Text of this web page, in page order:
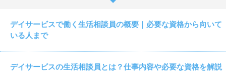
デイサービスで働く生活相談員の概要｜必要な資格から向いて
いる人まで
デイサービスの生活相談員とは？仕事内容や必要な資格を解説